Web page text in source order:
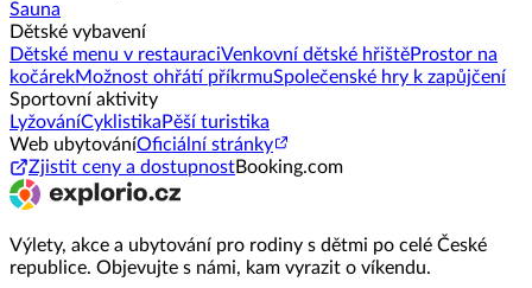
Sauna
Dětské vybavení
Dětské menu v restauraciVenkovní dětské hřištěProstor na
kočárekMožnost ohřátí příkrmuSpolečenské hry k zapůjčení
Sportovní aktivity
LyžováníCyklistika Pěší turistika
Web ubytováníOficiální stránky
Zjistit ceny a dostupnostBooking.com
Výlety, akce a ubytování pro rodiny s dětmi po celé České
republice. Objevujte s námi, kam vyrazit o víkendu.